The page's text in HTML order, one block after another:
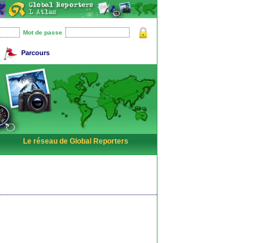
Mot de passe
Parcours
Le réseau de Global Reporters